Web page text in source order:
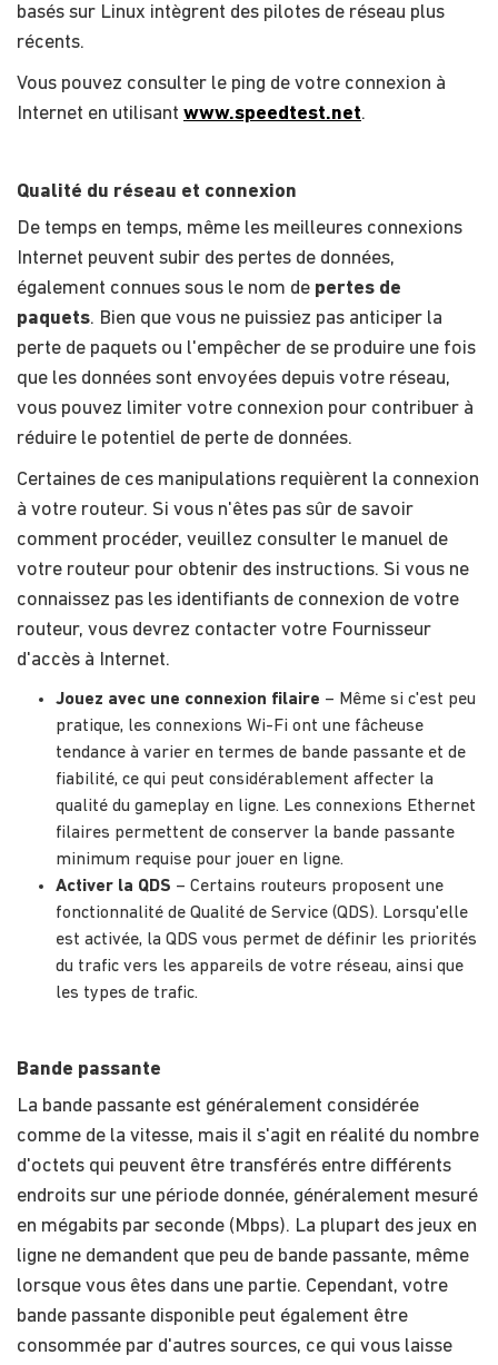
basés sur Linux intègrent des pilotes de réseau plus
récents.
Vous pouvez consulter le ping de votre connexion à
Internet en utilisant www.speedtest.net.
Qualité du réseau et connexion
De temps en temps, même les meilleures connexions
Internet peuvent subir des pertes de données,
également connues sous le nom de pertes de
paquets. Bien que vous ne puissiez pas anticiper la
perte de paquets ou l'empêcher de se produire une fois
que les données sont envoyées depuis votre réseau,
vous pouvez limiter votre connexion pour contribuer à
réduire le potentiel de perte de données.
Certaines de ces manipulations requièrent la connexion
à votre routeur. Si vous n'êtes pas sûr de savoir
comment procéder, veuillez consulter le manuel de
votre routeur pour obtenir des instructions. Si vous ne
connaissez pas les identifiants de connexion de votre
routeur, vous devrez contacter votre Fournisseur
d'accès à Internet.
Jouez avec une connexion filaire – Même si c'est peu
pratique, les connexions Wi-Fi ont une fâcheuse
tendance à varier en termes de bande passante et de
fiabilité, ce qui peut considérablement affecter la
qualité du gameplay en ligne. Les connexions Ethernet
filaires permettent de conserver la bande passante
minimum requise pour jouer en ligne.
Activer la QDS – Certains routeurs proposent une
fonctionnalité de Qualité de Service (QDS). Lorsqu'elle
est activée, la QDS vous permet de définir les priorités
du trafic vers les appareils de votre réseau, ainsi que
les types de trafic.
Bande passante
La bande passante est généralement considérée
comme de la vitesse, mais il s'agit en réalité du nombre
d'octets qui peuvent être transférés entre différents
endroits sur une période donnée, généralement mesuré
en mégabits par seconde (Mbps). La plupart des jeux en
ligne ne demandent que peu de bande passante, même
lorsque vous êtes dans une partie. Cependant, votre
bande passante disponible peut également être
consommée par d'autres sources, ce qui vous laisse